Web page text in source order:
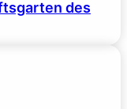
des